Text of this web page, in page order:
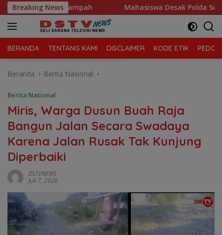
Langsung
ke
konten
Breaking News
Kelola Sampah Mahasiswa Desak Polda Sumut Tutup
BERANDA TENTANG KAMI DISCLAIMER KODE ETIK
Beranda Berita Nasional
Berita Nasional
Miris, Warga Dusun Buah Raja
Bangun Jalan Secara Swadaya
Karena Jalan Rusak Tak Kunjung
Diperbaiki
DSTVNEWS
Juli 7, 2026